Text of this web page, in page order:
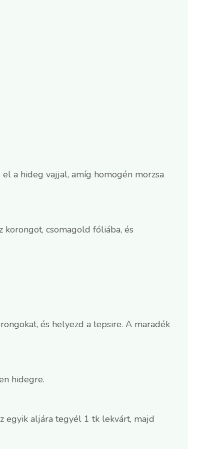
a hideg vajjal, amíg homogén morzsa
korongot, csomagold fóliába, és
és helyezd a tepsire. A maradék
hidegre.
egyik aljára tegyél 1 tk lekvárt, majd